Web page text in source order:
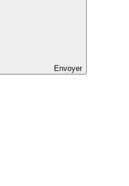
Envoyer